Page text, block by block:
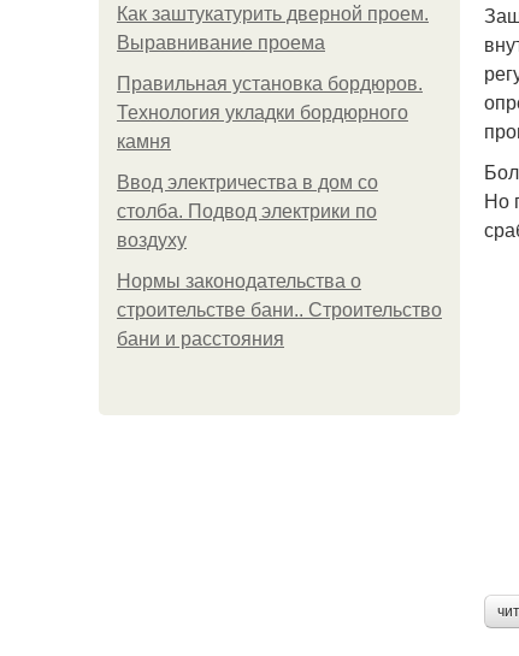
Как заштукатурить дверной проем.
Выравнивание проема
Правильная установка бордюров.
Технология укладки бордюрного
камня
Ввод электричества в дом со
столба. Подвод электрики по
воздуху
Нормы законодательства о
строительстве бани.. Строительство
бани и расстояния
Но